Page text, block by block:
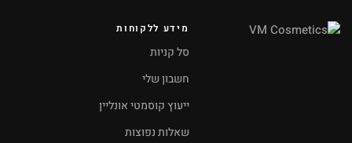
מידע ללקוחות
סל קניות
חשבון שלי
ייעוץ קוסמטי אונליין
שאלות נפוצות